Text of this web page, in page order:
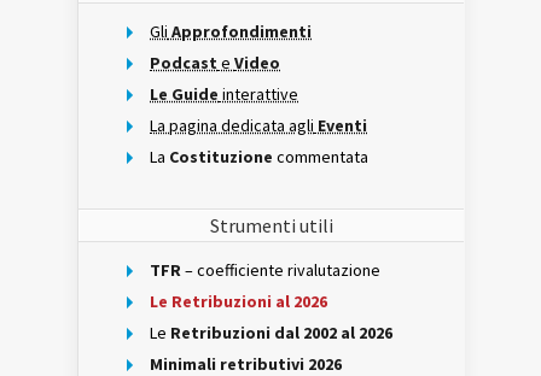
Gli Approfondimenti
Podcast e Video
Le Guide interattive
La pagina dedicata agli Eventi
La Costituzione commentata
Strumenti utili
TFR– coefficiente rivalutazione
Le Retribuzioni al 2026
Le Retribuzioni dal 2002 al 2026
Minimali retributivi 2026